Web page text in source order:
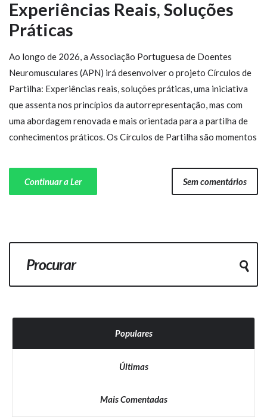
Experiências Reais, Soluções
Práticas
Ao longo de 2026, a Associação Portuguesa de Doentes
Neuromusculares (APN) irá desenvolver o projeto Círculos de
Partilha: Experiências reais, soluções práticas, uma iniciativa
que assenta nos princípios da autorrepresentação, mas com
uma abordagem renovada e mais orientada para a partilha de
conhecimentos práticos. Os Círculos de Partilha são momentos
Continuar a Ler Sem comentários
Populares
Últimas
Mais Comentadas